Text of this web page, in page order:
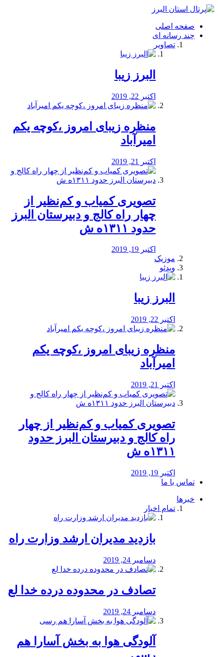
فصد
شرق
تهران
خشکشویی
صفحه اصلی
چند رسانه ای
تصاویر
البرز زیبا
اکتبر 22, 2019
منظره‌‌ زیبای امروز ،کوچه یکم
امیرآباد
اکتبر 21, 2019
️تصویری کمیاب و کم‌نظیر از
چهار راه كالج و دبيرستان البرز
حدود ۱۳۱۱ه ش
اکتبر 19, 2019
موزیک
ویدئو
البرز زیبا
اکتبر 22, 2019
منظره‌‌ زیبای امروز ،کوچه یکم
امیرآباد
اکتبر 21, 2019
️تصویری کمیاب و کم‌نظیر از چهار
راه كالج و دبيرستان البرز حدود
۱۳۱۱ه ش
اکتبر 19, 2019
تماس با ما
خبرها
تمام اخبار
بازدید مدیران ارشد وزارت راه
دسامبر 24, 2019
تصادف در محدوده درده خدا لع
دسامبر 24, 2019
آلودگی هوا به بخش آسارا هم